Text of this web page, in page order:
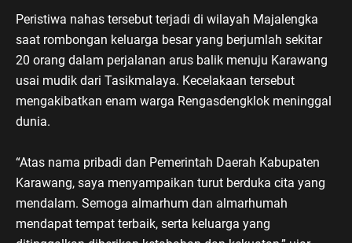
Peristiwa nahas tersebut terjadi di wilayah Majalengka
saat rombongan keluarga besar yang berjumlah sekitar
20 orang dalam perjalanan arus balik menuju Karawang
usai mudik dari Tasikmalaya. Kecelakaan tersebut
mengakibatkan enam warga Rengasdengklok meninggal
dunia.
“Atas nama pribadi dan Pemerintah Daerah Kabupaten
Karawang, saya menyampaikan turut berduka cita yang
mendalam. Semoga almarhum dan almarhumah
mendapat tempat terbaik, serta keluarga yang